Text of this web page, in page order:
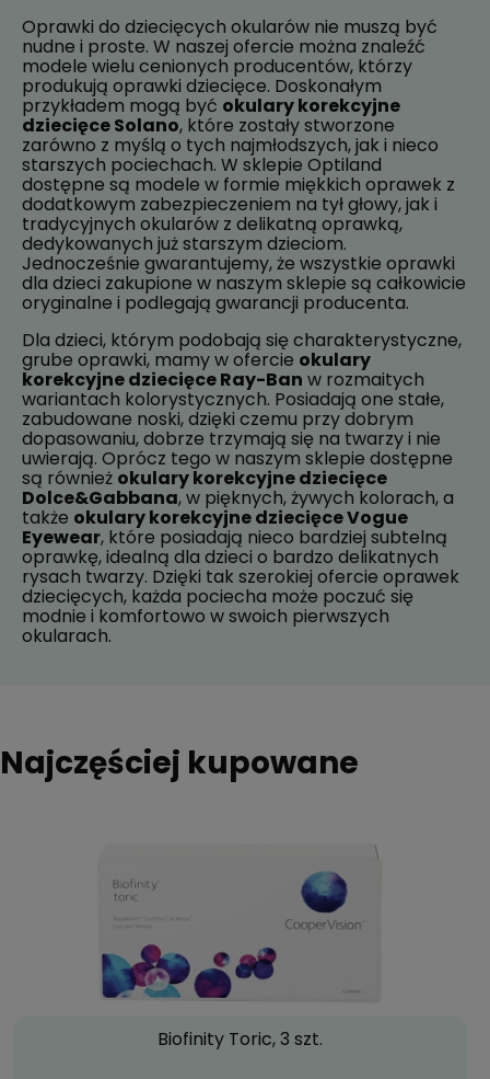
Oprawki do dziecięcych okularów nie muszą być
nudne i proste. W naszej ofercie można znaleźć
modele wielu cenionych producentów, którzy
produkują oprawki dziecięce. Doskonałym
przykładem mogą być okulary korekcyjne
dziecięce Solano, które zostały stworzone
zarówno z myślą o tych najmłodszych, jak i nieco
starszych pociechach. W sklepie Optiland
dostępne są modele w formie miękkich oprawek z
dodatkowym zabezpieczeniem na tył głowy, jak i
tradycyjnych okularów z delikatną oprawką,
dedykowanych już starszym dzieciom.
Jednocześnie gwarantujemy, że wszystkie oprawki
dla dzieci zakupione w naszym sklepie są całkowicie
oryginalne i podlegają gwarancji producenta.
Dla dzieci, którym podobają się charakterystyczne,
grube oprawki, mamy w ofercie okulary
korekcyjne dziecięce Ray-Ban w rozmaitych
wariantach kolorystycznych. Posiadają one stałe,
zabudowane noski, dzięki czemu przy dobrym
dopasowaniu, dobrze trzymają się na twarzy i nie
uwierają. Oprócz tego w naszym sklepie dostępne
są również okulary korekcyjne dziecięce
Dolce&Gabbana, w pięknych, żywych kolorach, a
także okulary korekcyjne dziecięce Vogue
Eyewear, które posiadają nieco bardziej subtelną
oprawkę, idealną dla dzieci o bardzo delikatnych
rysach twarzy. Dzięki tak szerokiej ofercie oprawek
dziecięcych, każda pociecha może poczuć się
modnie i komfortowo w swoich pierwszych
okularach.
Najczęściej kupowane
Biofinity Toric, 3 szt.